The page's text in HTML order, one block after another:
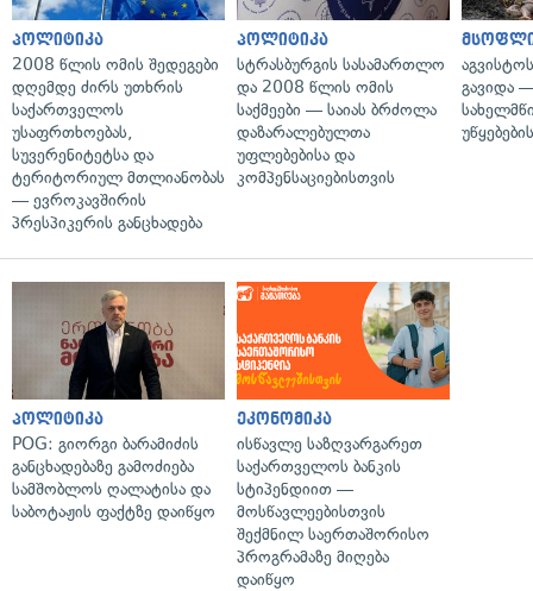
პოლიტიკა
2008 წლის ომის შედეგები
დღემდე ძირს უთხრის
საქართველოს
უსაფრთხოებას,
სუვერენიტეტსა და
ტერიტორიულ მთლიანობას
— ევროკავშირის
პრესპიკერის განცხადება
პოლიტიკა
სტრასბურგის სასამართლო
და 2008 წლის ომის
საქმეები — საიას ბრძოლა
დაზარალებულთა
უფლებებისა და
კომპენსაციებისთვის
გავიდა
პოლიტიკა
POG: გიორგი ბარამიძის
განცხადებაზე გამოძიება
სამშობლოს ღალატისა და
საბოტაჟის ფაქტზე დაიწყო
ეკონომიკა
ისწავლე საზღვარგარეთ
საქართველოს ბანკის
სტიპენდიით —
მოსწავლეებისთვის
შექმნილ საერთაშორისო
პროგრამაზე მიღება
დაიწყო